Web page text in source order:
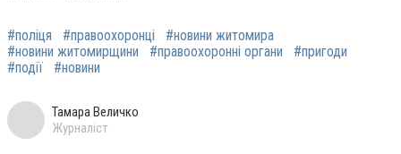
#поліця #правоохоронці
#новини житомира
#новини житомирщини
#правоохоронні органи
#пригоди
#події
#новини
Тамара Величко
Журналіст